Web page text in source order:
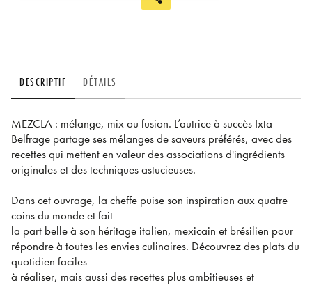
DESCRIPTIF DÉTAILS
MEZCLA : mélange, mix ou fusion. L’autrice à succès Ixta
Belfrage partage ses mélanges de saveurs préférés, avec des
recettes qui mettent en valeur des associations d'ingrédients
originales et des techniques astucieuses.
Dans cet ouvrage, la cheffe puise son inspiration aux quatre
coins du monde et fait
la part belle à son héritage italien, mexicain et brésilien pour
répondre à toutes les envies culinaires. Découvrez des plats du
quotidien faciles
à réaliser, mais aussi des recettes plus ambitieuses et